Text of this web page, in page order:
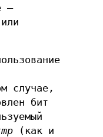
—
или
случае,
бит
(как и